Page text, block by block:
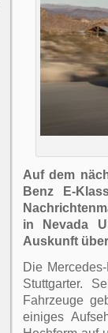
Auf dem
Benz E-
in Nevada
Auskunft
Die
Stuttgarter.
Fahrzeuge
einiges